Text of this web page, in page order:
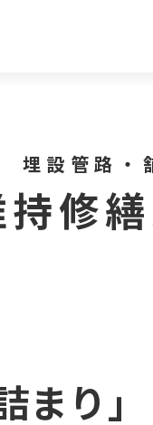
埋設管路・
修
り」